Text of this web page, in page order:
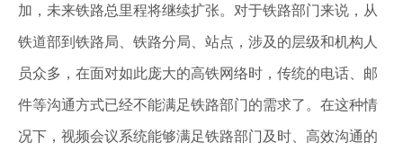
加，未来铁路总里程将继续扩张。对于铁路部门来说，从
铁道部到铁路局、铁路分局、站点，涉及的层级和机构人
员众多，在面对如此庞大的高铁网络时，传统的电话、邮
件等沟通方式已经不能满足铁路部门的需求了。在这种情
况下，视频会议系统能够满足铁路部门及时、高效沟通的